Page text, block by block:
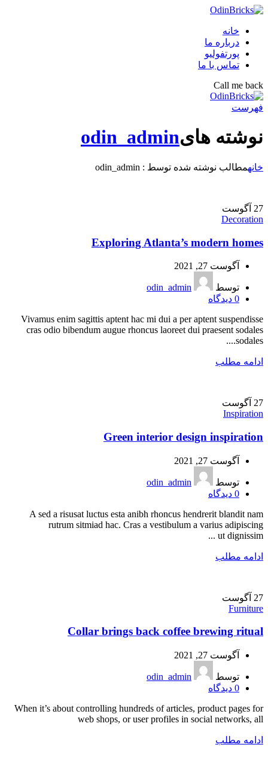
خانه
درباره ما
پورتفولیو
تماس با ما
Call me back
فهرست
نوشته هایodin_admin
خانهمطالب نوشته شده توسط : odin_admin
27 آگوست
Decoration
Exploring Atlanta’s modern homes
آگوست 27, 2021
توسط
odin_admin
0 دیدگاه
Vivamus enim sagittis aptent hac mi dui a per aptent suspendisse
cras odio bibendum augue rhoncus laoreet dui praesent sodales
sodales....
ادامه مطلب
27 آگوست
Inspiration
Green interior design inspiration
آگوست 27, 2021
توسط
odin_admin
0 دیدگاه
A sed a risusat luctus esta anibh rhoncus hendrerit blandit nam
rutrum sitmiad hac. Cras a vestibulum a varius adipiscing
ut dignissim ...
ادامه مطلب
27 آگوست
Furniture
Collar brings back coffee brewing ritual
آگوست 27, 2021
توسط
odin_admin
0 دیدگاه
When it’s about controlling hundreds of articles, product pages for
web shops, or user profiles in social networks, all
ادامه مطلب